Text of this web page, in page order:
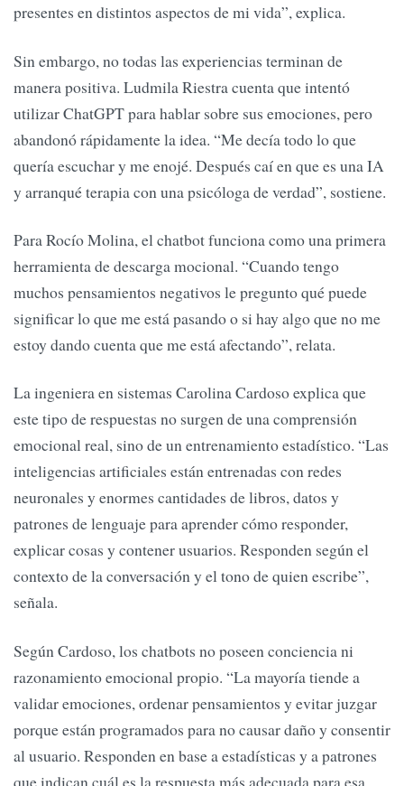
presentes en distintos aspectos de mi vida”, explica.
Sin embargo, no todas las experiencias terminan de
manera positiva. Ludmila Riestra cuenta que intentó
utilizar ChatGPT para hablar sobre sus emociones, pero
abandonó rápidamente la idea. “Me decía todo lo que
quería escuchar y me enojé. Después caí en que es una IA
y arranqué terapia con una psicóloga de verdad”, sostiene.
Para Rocío Molina, el chatbot funciona como una primera
herramienta de descarga mocional. “Cuando tengo
muchos pensamientos negativos le pregunto qué puede
significar lo que me está pasando o si hay algo que no me
estoy dando cuenta que me está afectando”, relata.
La ingeniera en sistemas Carolina Cardoso explica que
este tipo de respuestas no surgen de una comprensión
emocional real, sino de un entrenamiento estadístico. “Las
inteligencias artificiales están entrenadas con redes
neuronales y enormes cantidades de libros, datos y
patrones de lenguaje para aprender cómo responder,
explicar cosas y contener usuarios. Responden según el
contexto de la conversación y el tono de quien escribe”,
señala.
Según Cardoso, los chatbots no poseen conciencia ni
razonamiento emocional propio. “La mayoría tiende a
validar emociones, ordenar pensamientos y evitar juzgar
porque están programados para no causar daño y consentir
al usuario. Responden en base a estadísticas y a patrones
que indican cuál es la respuesta más adecuada para esa